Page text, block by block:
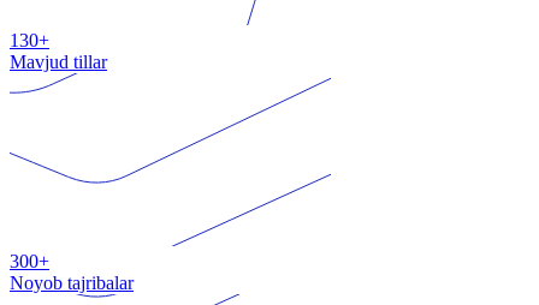
130+
Mavjud tillar
300+
Noyob tajribalar